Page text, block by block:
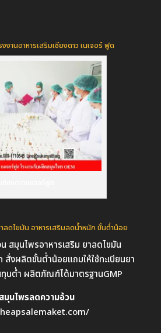
านอาหารเสริมเชียงดาว เนเจอร์ ฟูด
ดไขมัน อาหารเสริมลดน้ำหนัก ขั้นต่ำน้อย
สมุนไพรอาหารเสริม ยาลดไขมัน
สั่งผลิตขั้นต่ำน้อยแถมให้ใช้ทะเบียนยา
ทุนต่ำ ผลิตภัณฑ์ได้มาตรฐานGMP
มุนไพรลดความอ้วน